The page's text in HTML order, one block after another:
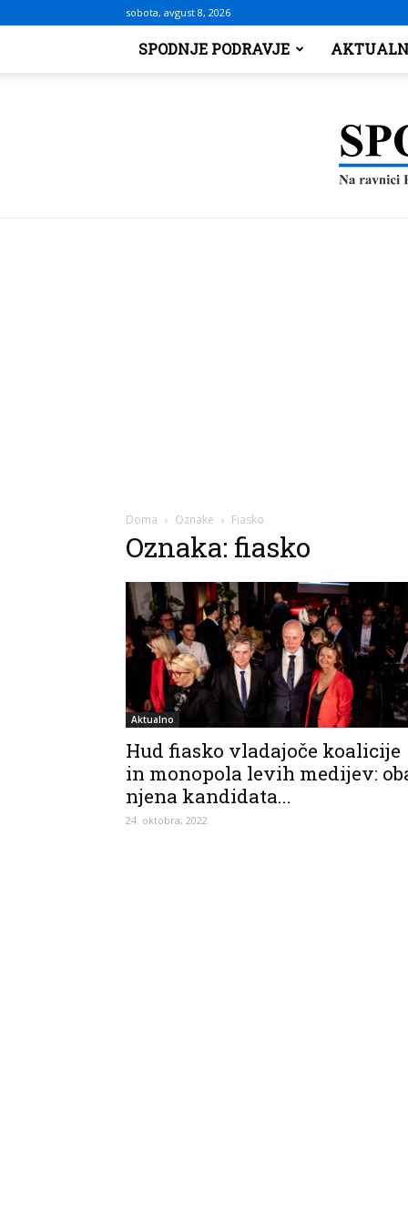
sobota, avgust 8, 2026
SPODNJE PODRAVJE
Doma Oznake Fiasko
Oznaka: fiasko
Aktualno
Hud fiasko vladajoče koalicije
in monopola levih medijev:
njena kandidata...
24. oktobra, 2022